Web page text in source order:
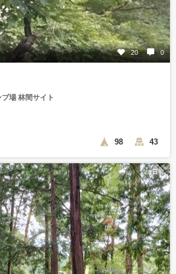
20 0
場 林間サイト
98 43
3日前